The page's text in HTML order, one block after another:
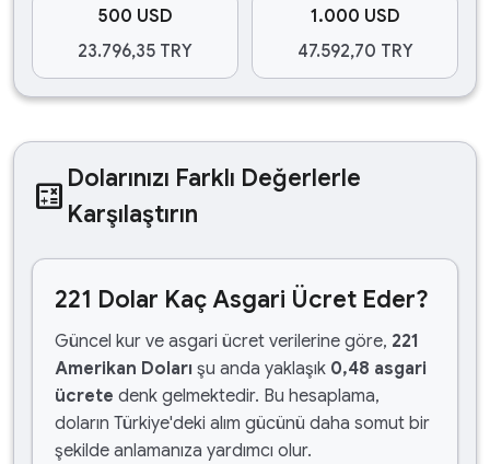
500 USD
23.796,35 TRY
1.000 USD
47.592,70 TRY
calculate Dolarınızı Farklı Değerlerle
Karşılaştırın
221 Dolar Kaç Asgari Ücret Eder?
Güncel kur ve asgari ücret verilerine göre, 221
Amerikan Doları şu anda yaklaşık 0,48 asgari
ücrete denk gelmektedir. Bu hesaplama,
doların Türkiye'deki alım gücünü daha somut bir
şekilde anlamanıza yardımcı olur.